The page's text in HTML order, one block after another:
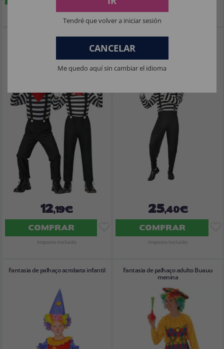
Fantasia de Mímica para Meninas
12,19€
COMPRAR
Imposto Incluído
Fantasia de Mímico da Cidade para
25,40€
COMPRAR
Imposto Incluído
Fantasia de palhaço acrobata infantil
Fantasia de palhaço adulto Buauu
menina
Tendré que volver a iniciar sesión
CANCELAR
Me quedo aquí sin cambiar el idioma